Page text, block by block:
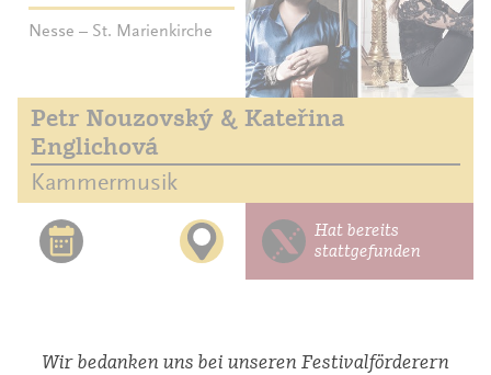
Nesse – St. Marienkirche
Petr Nouzovský & Kateřina
Englichová
Kammermusik
Hat bereits
stattgefunden
Wir bedanken uns bei unseren Festivalförderern